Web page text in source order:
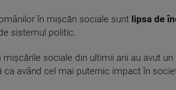
în mișcări sociale sunt lipsa de
sistemul politic.
sociale din ultimii ani au avut
ca având cel mai puternic impact în